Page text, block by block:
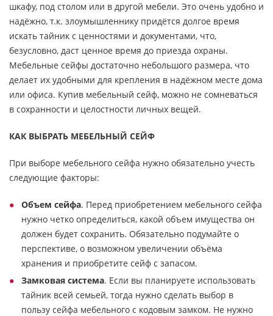
шкафу, под столом или в другой мебели. Это очень удобно и
надёжно, т.к. злоумышленнику придётся долгое время
искать тайник с ценностями и документами, что,
безусловно, даст ценное время до приезда охраны.
Мебельные сейфы достаточно небольшого размера, что
делает их удобными для крепления в надёжном месте дома
или офиса. Купив мебельный сейф, можно не сомневаться
в сохранности и целостности личных вещей.
КАК ВЫБРАТЬ МЕБЕЛЬНЫЙ СЕЙФ
При выборе мебельного сейфа нужно обязательно учесть
следующие факторы:
Объем сейфа. Перед приобретением мебельного сейфа
нужно четко определиться, какой объем имущества он
должен будет сохранить. Обязательно подумайте о
перспективе, о возможном увеличении объёма
хранения и приобретите сейф с запасом.
Замковая система. Если вы планируете использовать
тайник всей семьей, тогда нужно сделать выбор в
пользу сейфа мебельного с кодовым замком. Не нужно